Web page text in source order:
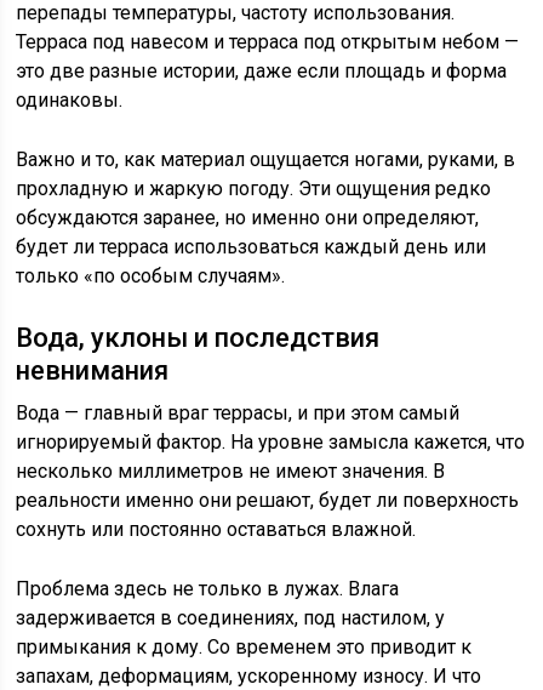
перепады температуры, частоту использования.
Терраса под навесом и терраса под открытым небом —
это две разные истории, даже если площадь и форма
одинаковы.
Важно и то, как материал ощущается ногами, руками, в
прохладную и жаркую погоду. Эти ощущения редко
обсуждаются заранее, но именно они определяют,
будет ли терраса использоваться каждый день или
только «по особым случаям».
Вода, уклоны и последствия
невнимания
Вода — главный враг террасы, и при этом самый
игнорируемый фактор. На уровне замысла кажется, что
несколько миллиметров не имеют значения. В
реальности именно они решают, будет ли поверхность
сохнуть или постоянно оставаться влажной.
Проблема здесь не только в лужах. Влага
задерживается в соединениях, под настилом, у
примыкания к дому. Со временем это приводит к
запахам, деформациям, ускоренному износу. И что